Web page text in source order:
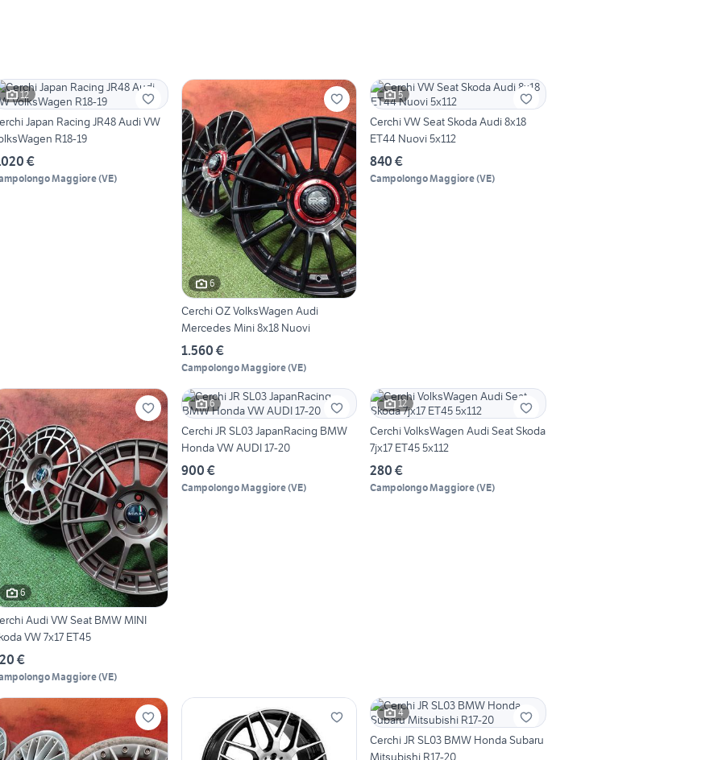
12
Japan Racing JR48 Audi VW
R18-19
€
Maggiore(VE)
6
Cerchi OZ VolksWagen Audi
Mercedes Mini 8x18 Nuovi
1.560 €
Campolongo Maggiore(VE)
5
Cerchi VW Seat Skoda Audi 8x18
ET44 Nuovi 5x112
840 €
Campolongo Maggiore(VE)
6
Audi VW Seat BMW MINI
VW 7x17 ET45
€
Maggiore(VE)
6
Cerchi JR SL03 JapanRacing BMW
Honda VW AUDI 17-20
900 €
Campolongo Maggiore(VE)
12
Cerchi VolksWagen Audi Seat Skoda
7jx17 ET45 5x112
280 €
Campolongo Maggiore(VE)
4
Cerchi JR SL03 BMW Honda Subaru
Mitsubishi R17-20